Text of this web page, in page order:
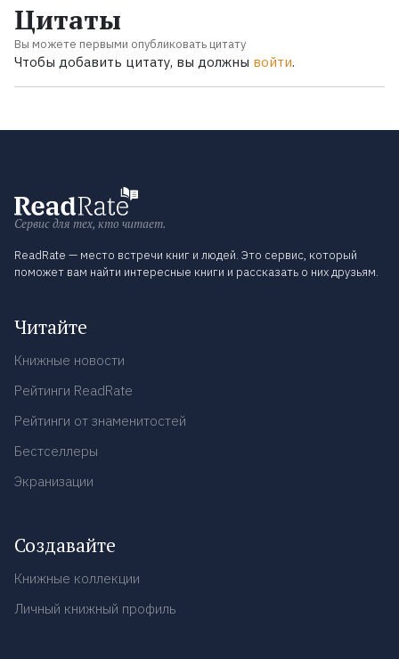
Цитаты
Вы можете первыми опубликовать цитату
Чтобы добавить цитату, вы должны войти.
Сервис для тех, кто читает.
ReadRate — место встречи книг и людей. Это сервис, который
поможет вам найти интересные книги и рассказать о них друзьям.
Читайте
Книжные новости
Рейтинги ReadRate
Рейтинги от знаменитостей
Бестселлеры
Экранизации
Создавайте
Книжные коллекции
Личный книжный профиль